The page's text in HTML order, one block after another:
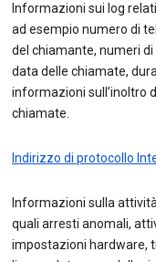
Informazioni sui log
ad esempio numero di
del chiamante, numeri
data delle chiamate,
informazioni sull’inoltro
chiamate.
Indirizzo di protocollo
Informazioni sulla
quali arresti anomali,
impostazioni hardware,